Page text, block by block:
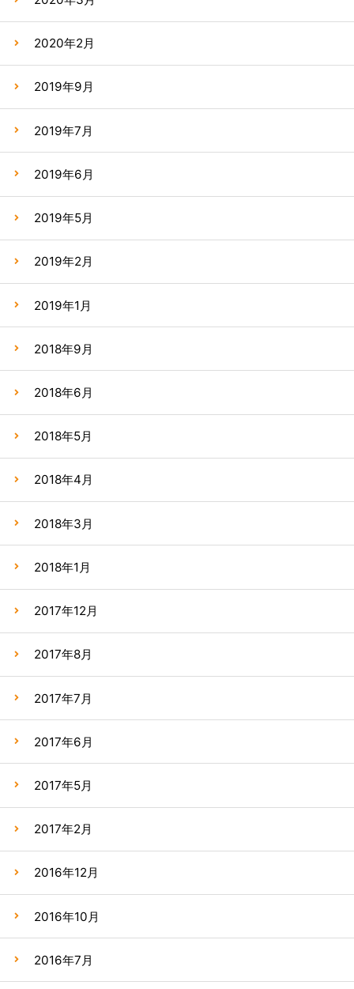
2020年2月
2019年9月
2019年7月
2019年6月
2019年5月
2019年2月
2019年1月
2018年9月
2018年6月
2018年5月
2018年4月
2018年3月
2018年1月
2017年12月
2017年8月
2017年7月
2017年6月
2017年5月
2017年2月
2016年12月
2016年10月
2016年7月